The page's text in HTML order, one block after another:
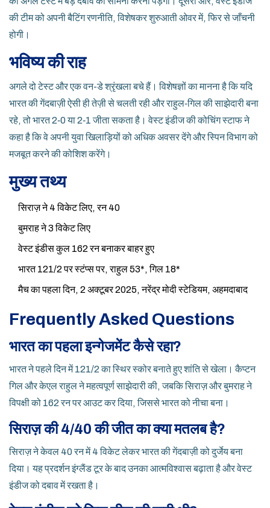
की टीम को अपनी बैटिंग रणनीति, विशेषकर शुरुआती ओवर में, फिर से जाँचनी
होगी।
भविष्य की राह
अगले दो टेस्ट और एक वन-डे श्रृंखला बचे हैं। विशेषज्ञों का मानना है कि यदि
भारत की गेंदबाज़ी ऐसी ही तेज़ी से चलती रही और राहुल‑गिल की साझेदारी बना
रहे, तो भारत 2‑0 या 2‑1 जीता सकता है। वेस्ट इंडीज की कोचिंग स्टाफ ने
कहा है कि वे अपनी युवा खिलाड़ियों को अधिक अवसर देंगे और स्पिन विभाग को
मजबूत करने की कोशिश करेंगे।
मुख्य तथ्य
सिराज़ ने 4 विकेट लिए, रन 40
बुमराह ने 3 विकेट लिए
वेस्ट इंडीस कुल 162 रन बनाकर बाहर हुए
भारत 121/2 पर स्टंप्स पर, राहुल 53*, गिल 18*
मैच का पहला दिन, 2 अक्टूबर 2025, नरेंद्र मोदी स्टेडियम, अहमदाबाद
Frequently Asked Questions
भारत का पहला इन्गेजमेंट कैसे रहा?
भारत ने पहले दिन में 121/2 का स्थिर स्कोर बनाते हुए शांति से खेला। कैप्टन
गिल और केएल राहुल ने महत्वपूर्ण साझेदारी की, जबकि सिराज़ और बुमराह ने
विपक्षी को 162 रन पर आउट कर दिया, जिससे भारत को नीचा बना।
सिराज़ की 4/40 की जीत का क्या मतलब है?
सिराज़ ने केवल 40 रन में 4 विकेट लेकर भारत की गेंदबाज़ी को दुर्जेय बना
दिया। यह प्रदर्शन इंग्लैंड टूर के बाद उनका आत्मविश्वास बढ़ाता है और वेस्ट
इंडीज को दबाव में रखता है।